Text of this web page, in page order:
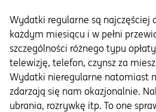
Wydatki regularne są najczęściej
każdym miesiącu i w pełni
szczególności różnego typu
telewizję, telefon, czynsz za
Wydatki nieregularne natomiast
zdarzają się nam okazjonalnie.
ubrania, rozrywkę itp. To one